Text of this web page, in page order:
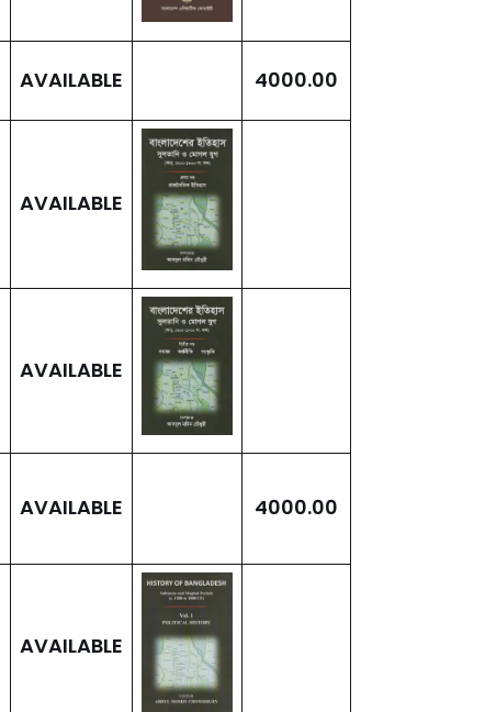
AVAILABLE 4000.00
AVAILABLE
AVAILABLE
AVAILABLE 4000.00
AVAILABLE